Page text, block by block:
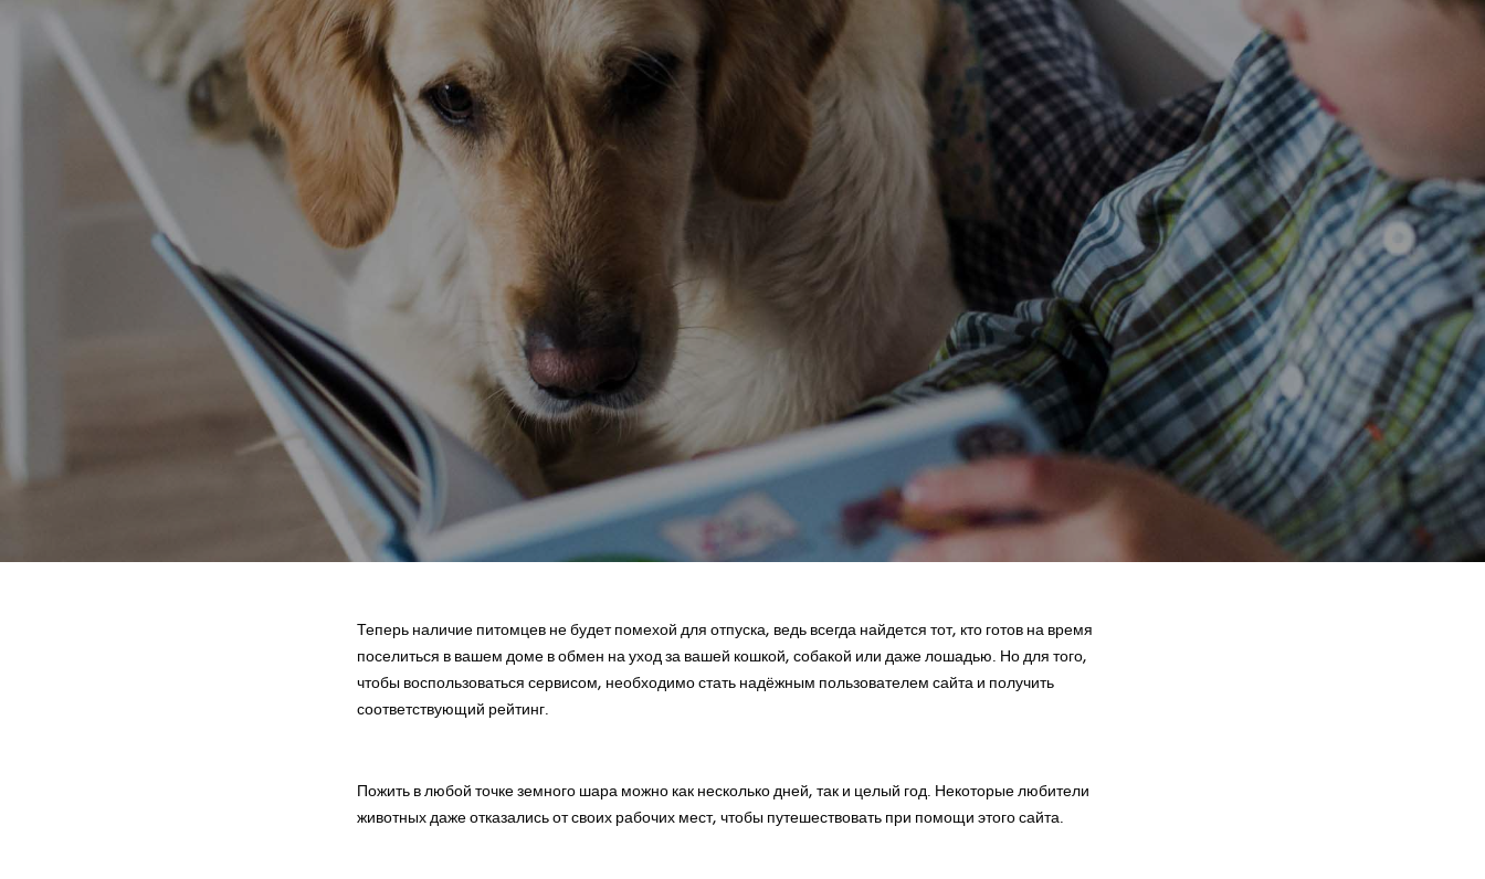
Теперь наличие питомцев не будет помехой для отпуска, ведь всегда найдется тот, кто готов на время
поселиться в вашем доме в обмен на уход за вашей кошкой, собакой или даже лошадью. Но для того,
чтобы воспользоваться сервисом, необходимо стать надёжным пользователем сайта и получить
соответствующий рейтинг.
Пожить в любой точке земного шара можно как несколько дней, так и целый год. Некоторые любители
животных даже отказались от своих рабочих мест, чтобы путешествовать при помощи этого сайта.